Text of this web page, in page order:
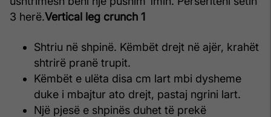
3 herë.Vertical leg crunch 1
Shtriu në shpinë. Këmbët drejt në ajër, krahët
shtrirë pranë trupit.
Këmbët e ulëta disa cm lart mbi dysheme
duke i mbajtur ato drejt, pastaj ngrini lart.
Një pjesë e shpinës duhet të prekë